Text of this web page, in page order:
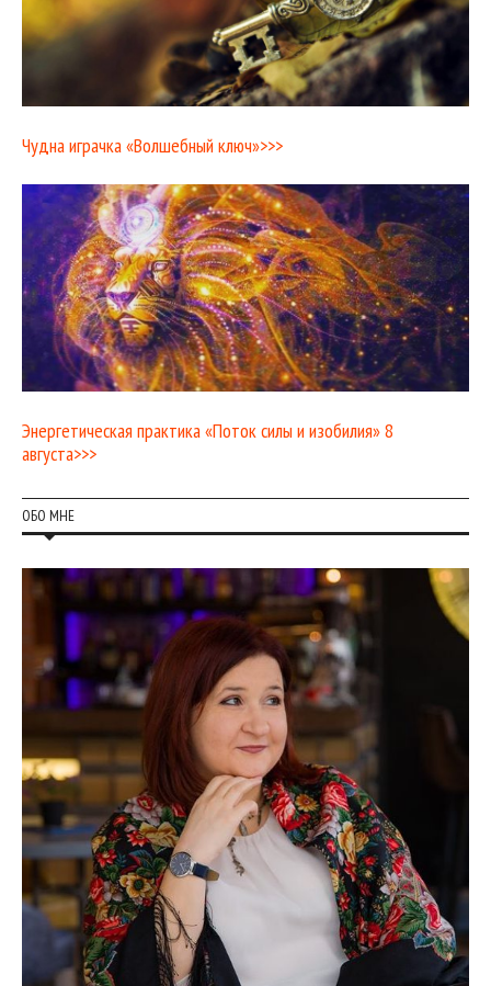
Чудна играчка «Волшебный ключ»>>>
Энергетическая практика «Поток силы и изобилия» 8
августа>>>
ОБО МНЕ